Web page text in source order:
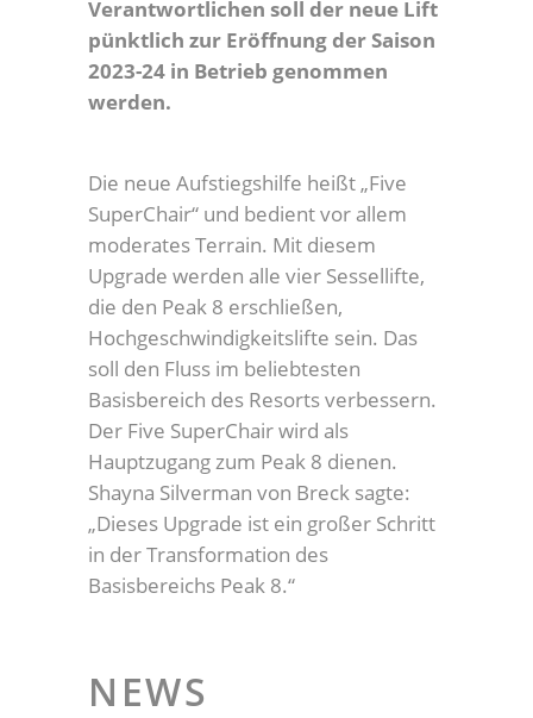
Verantwortlichen soll der neue Lift
pünktlich zur Eröffnung der Saison
2023-24 in Betrieb genommen
werden.
Die neue Aufstiegshilfe heißt „Five
SuperChair“ und bedient vor allem
moderates Terrain. Mit diesem
Upgrade werden alle vier Sessellifte,
die den Peak 8 erschließen,
Hochgeschwindigkeitslifte sein. Das
soll den Fluss im beliebtesten
Basisbereich des Resorts verbessern.
Der Five SuperChair wird als
Hauptzugang zum Peak 8 dienen.
Shayna Silverman von Breck sagte:
„Dieses Upgrade ist ein großer Schritt
in der Transformation des
Basisbereichs Peak 8.“
NEWS